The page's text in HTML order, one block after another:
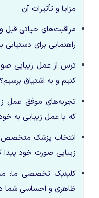
مزایا و تأثیرات آن
مراقبت‌های حیاتی قبل
راهنمایی برای دستیابی
ترس از عمل زیبایی
کنیم و به اشتیاق برسیم؟
تجربه‌های موفق عمل
که با عمل زیبایی به
انتخاب پزشک متخصص:
زیبایی صورت خود پیدا
کلینیک تخصصی ما:
ظاهری و احساسی شما